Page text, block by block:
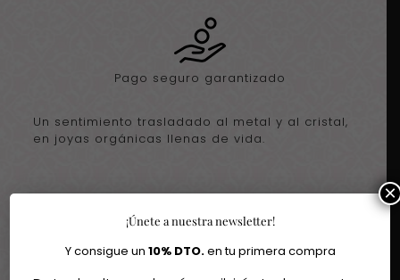
Pago seguro garantizado
Un sentimiento trasladado al metal y al cristal,
en joyas orgánicas llenas de vida.
Igual te gusta
¡Únete a nuestra newsletter!
Y consigue un 10% DTO.en tu primera compra
×